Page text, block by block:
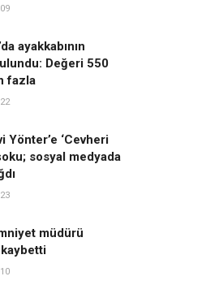
ayakkabının
Değeri 550
fazla
Yönter’e ‘Cevheri
sosyal medyada
müdürü
kaybetti